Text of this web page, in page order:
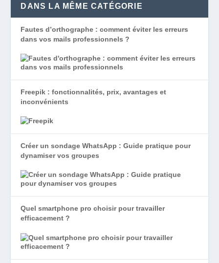
DANS LA MÊME CATÉGORIE
Fautes d’orthographe : comment éviter les erreurs
dans vos mails professionnels ?
Freepik : fonctionnalités, prix, avantages et
inconvénients
Créer un sondage WhatsApp : Guide pratique pour
dynamiser vos groupes
Quel smartphone pro choisir pour travailler
efficacement ?